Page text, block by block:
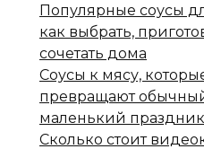
Популярные соусы
как выбрать,
сочетать дома
Соусы к мясу,
превращают
маленький праздник
Сколько стоит